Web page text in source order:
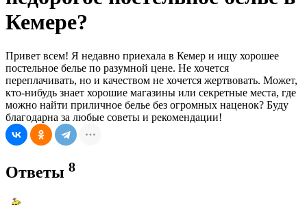
Кемере?
Привет всем! Я недавно приехала в Кемер и ищу хорошее
постельное белье по разумной цене. Не хочется
переплачивать, но и качеством не хочется жертвовать. Может,
кто-нибудь знает хорошие магазины или секретные места, где
можно найти приличное белье без огромных наценок? Буду
благодарна за любые советы и рекомендации!
Ответы 8